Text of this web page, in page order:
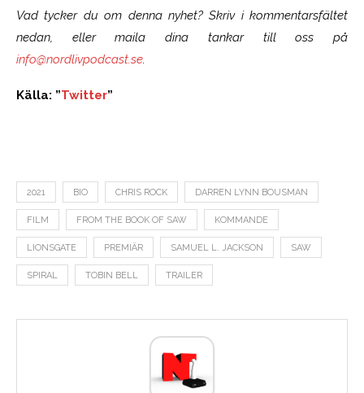
Vad tycker du om denna nyhet? Skriv i kommentarsfältet
nedan, eller maila dina tankar till oss på
info@nordlivpodcast.se.
Källa: ”Twitter”
2021 BIO CHRIS ROCK DARREN LYNN BOUSMAN
FILM FROM THE BOOK OF SAW KOMMANDE
LIONSGATE PREMIÄR SAMUEL L. JACKSON SAW
SPIRAL TOBIN BELL TRAILER